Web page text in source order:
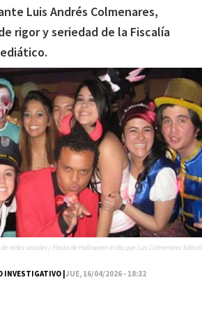
Luis Andrés Colmenares,
rigor y seriedad de la Fiscalía
INVESTIGATIVO |JUE, 16/04/2026 - 18:32
redes sociales / Fiesta de Halloween el día que Luis Colmenares falleció